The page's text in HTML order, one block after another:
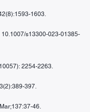
1603.
10.1007/s13300-023-01385-
2254-2263.
397.
46.